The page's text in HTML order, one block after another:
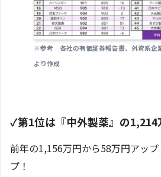
※参考 各社の有価証券報告書、外資系企
より作成
✓第1位は『中外製薬』の1,214
前年の1,156万円から58万円アッ
プ！